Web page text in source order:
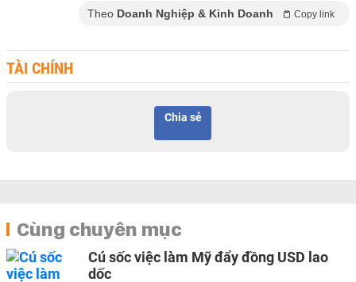
Theo Doanh Nghiệp & Kinh Doanh Copy link
TÀI CHÍNH
Chia sẻ
Cùng chuyên mục
Cú sốc việc làm Mỹ đẩy đồng USD lao
dốc